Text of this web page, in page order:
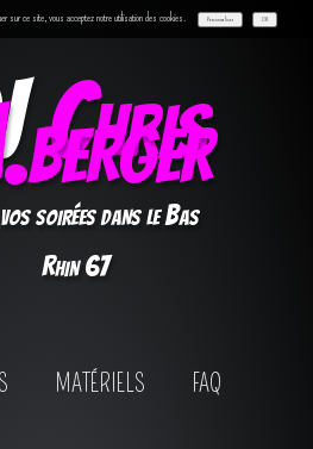
sur ce site, vous acceptez notre utilisation des cookies. Personnaliser OK
Chris
soirées dans le Bas
Rhin 67
MATÉRIELS FAQ